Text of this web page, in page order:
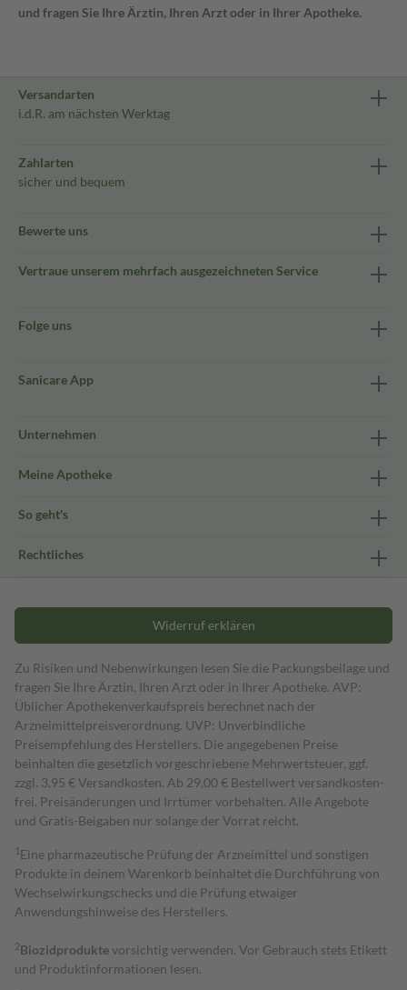
und fragen Sie Ihre Ärztin, Ihren Arzt oder in Ihrer Apotheke.
Versandarten
i.d.R. am nächsten Werktag
Zahlarten
sicher und bequem
Bewerte uns
Vertraue unserem mehrfach ausgezeichneten Service
Folge uns
Sanicare App
Unternehmen
Meine Apotheke
So geht's
Rechtliches
Widerruf erklären
Zu Risiken und Nebenwirkungen lesen Sie die Packungsbeilage und
fragen Sie Ihre Ärztin, Ihren Arzt oder in Ihrer Apotheke. AVP:
Üblicher Apothekenverkaufspreis berechnet nach der
Arzneimittelpreisverordnung. UVP: Unverbindliche
Preisempfehlung des Herstellers. Die angegebenen Preise
beinhalten die gesetzlich vorgeschriebene Mehrwertsteuer, ggf.
zzgl. 3,95 € Versandkosten. Ab 29,00 € Bestell­wert versand­kosten­
frei. Preisänderungen und Irrtümer vorbehalten. Alle Angebote
und Gratis-Beigaben nur solange der Vorrat reicht.
1 Eine pharmazeutische Prüfung der Arzneimittel und sonstigen
Produkte in deinem Warenkorb beinhaltet die Durchführung von
Wechselwirkungschecks und die Prüfung etwaiger
Anwendungshinweise des Herstellers.
2Biozidproduktevorsichtig verwenden. Vor Gebrauch stets Etikett
und Produktinformationen lesen.